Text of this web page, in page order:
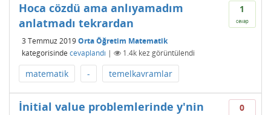
1
cevap
Hoca cözdü ama anlıyamadım
anlatmadı tekrardan
3 Temmuz 2019Orta Öğretim Matematik
kategorisinde cevaplandı | 1.4k kez görüntülendi
matematik - temelkavramlar
0
İnitial value problemlerinde y'nin